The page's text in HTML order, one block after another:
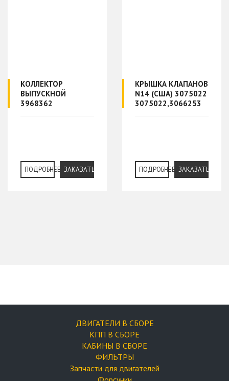
КОЛЛЕКТОР
ВЫПУСКНОЙ
3968362
ПОДРОБНЕЕ ЗАКАЗАТЬ
КРЫШКА КЛАПАНОВ
N14 (США) 3075022
3075022,3066253
ПОДРОБНЕЕ ЗАКАЗАТЬ
ДВИГАТЕЛИ В СБОРЕ
КПП В СБОРЕ
КАБИНЫ В СБОРЕ
ФИЛЬТРЫ
Запчасти для двигателей